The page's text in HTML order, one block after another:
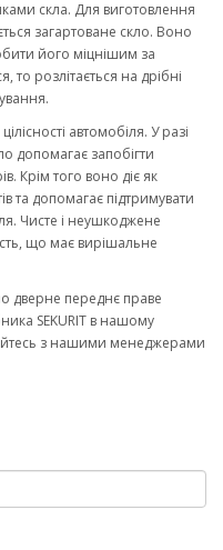
скла. Для виготовлення
загартоване скло. Воно
його міцнішим за
розлітається на дрібні
автомобіля. У разі
допомагає запобігти
Крім того воно діє як
та допомагає підтримувати
Чисте і неушкоджене
що має вирішальне
дверне переднє праве
SEKURIT в нашому
з нашими менеджерами